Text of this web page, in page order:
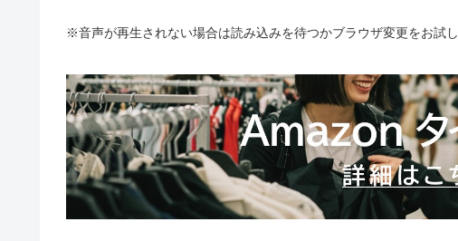
※音声が再生されない場合は読み込みを待つかブラウザ変更をお試し